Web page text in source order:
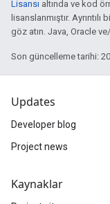
Lisansı altında ve kod
lisanslanmıştır. Ayrıntılı
göz atın. Java, Oracle
Son güncelleme tarihi:
Updates
Developer blog
Project news
Kaynaklar